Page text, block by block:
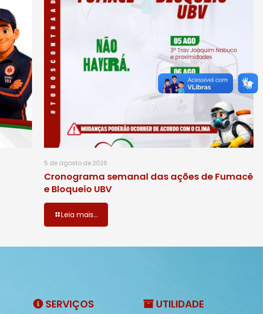
5 de agosto de 2026
Cronograma semanal das ações de Fumacê
e Bloqueio UBV
Leia mais...
SERVIÇOS UTILIDADE